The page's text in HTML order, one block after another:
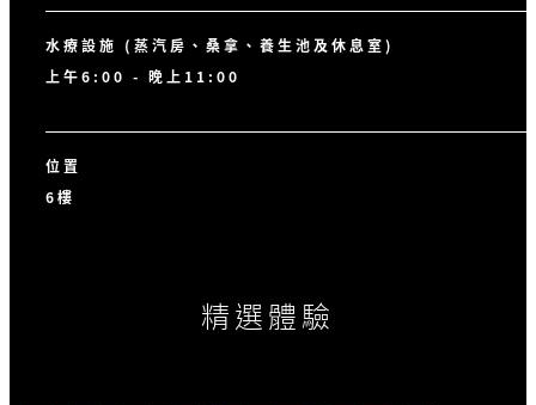
水療設施 (蒸汽房、桑拿、養生池及休息室)
上午6:00 - 晚上11:00
位置
6樓
精選體驗